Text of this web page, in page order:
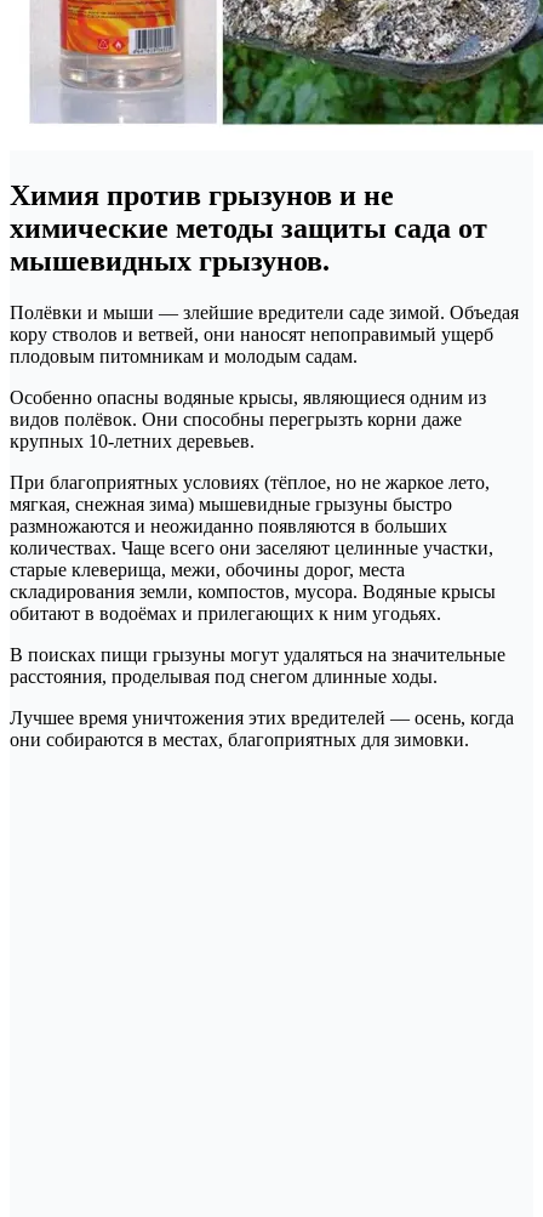
Химия против грызунов и не
химические методы защиты сада от
мышевидных грызунов.
Полёвки и мыши — злейшие вредители саде зимой. Объедая
кору стволов и ветвей, они наносят непоправимый ущерб
плодовым питомникам и молодым садам.
Особенно опасны водяные крысы, являющиеся одним из
видов полёвок. Они способны перегрызть корни даже
крупных 10-летних деревьев.
При благоприятных условиях (тёплое, но не жаркое лето,
мягкая, снежная зима) мышевидные грызуны быстро
размножаются и неожиданно появляются в больших
количествах. Чаще всего они заселяют целинные участки,
старые клеверища, межи, обочины дорог, места
складирования земли, компостов, мусора. Водяные крысы
обитают в водоёмах и прилегающих к ним угодьях.
В поисках пищи грызуны могут удаляться на значительные
расстояния, проделывая под снегом длинные ходы.
Лучшее время уничтожения этих вредителей — осень, когда
они собираются в местах, благоприятных для зимовки.